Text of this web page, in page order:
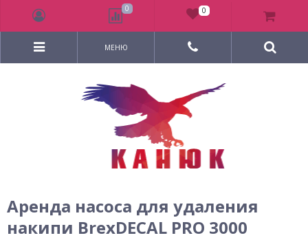
МЕНЮ
Аренда насоса для удаления
накипи BrexDECAL PRO 3000
0 0